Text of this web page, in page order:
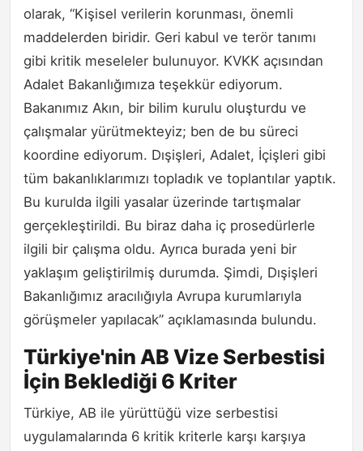
olarak, “Kişisel verilerin korunması, önemli
maddelerden biridir. Geri kabul ve terör tanımı
gibi kritik meseleler bulunuyor. KVKK açısından
Adalet Bakanlığımıza teşekkür ediyorum.
Bakanımız Akın, bir bilim kurulu oluşturdu ve
çalışmalar yürütmekteyiz; ben de bu süreci
koordine ediyorum. Dışişleri, Adalet, İçişleri gibi
tüm bakanlıklarımızı topladık ve toplantılar yaptık.
Bu kurulda ilgili yasalar üzerinde tartışmalar
gerçekleştirildi. Bu biraz daha iç prosedürlerle
ilgili bir çalışma oldu. Ayrıca burada yeni bir
yaklaşım geliştirilmiş durumda. Şimdi, Dışişleri
Bakanlığımız aracılığıyla Avrupa kurumlarıyla
görüşmeler yapılacak” açıklamasında bulundu.
Türkiye'nin AB Vize Serbestisi
İçin Beklediği 6 Kriter
Türkiye, AB ile yürüttüğü vize serbestisi
uygulamalarında 6 kritik kriterle karşı karşıya